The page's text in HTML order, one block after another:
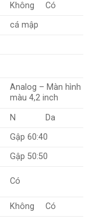
Không
Có
cá mập
Analog – Màn hình
màu 4,2 inch
N
Da
Gập 60:40
Gập 50:50
Có
Không
Có